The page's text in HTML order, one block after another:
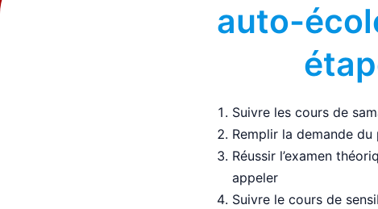
auto-
Suivre les cours de
Remplir la demande
Réussir l’examen
appeler
Suivre le cours de